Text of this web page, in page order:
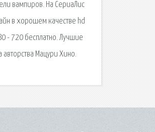
вампиров. На СериаЛис
в хорошем качестве hd
- 720 бесплатно. Лучшие
Мацури Хино.